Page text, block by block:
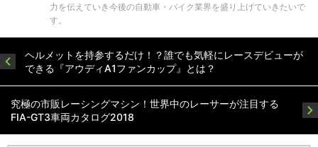
力を伝えていき今後の自動車・バイク業界を盛り上げていきたいで
す。
ヘルメットを持参するだけ！？誰でも気軽にレースデビューが
できる『アウディA1ファンカップ』とは？
究極の市販レーシングマシン！世界中のレーサーが注目する
FIA-GT3車両カタログ2018